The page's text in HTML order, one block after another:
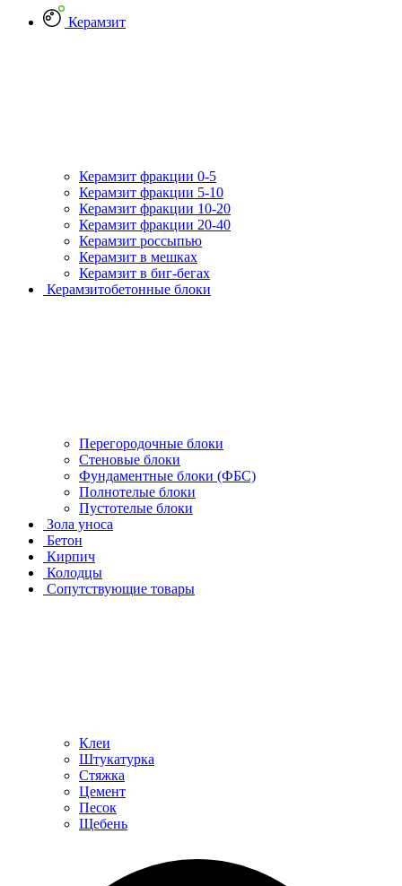
Керамзит
Керамзит фракции 0-5
Керамзит фракции 5-10
Керамзит фракции 10-20
Керамзит фракции 20-40
Керамзит россыпью
Керамзит в мешках
Керамзит в биг-бегах
Керамзитобетонные блоки
Перегородочные блоки
Стеновые блоки
Фундаментные блоки (ФБС)
Полнотелые блоки
Пустотелые блоки
Зола уноса
Бетон
Кирпич
Колодцы
Сопутствующие товары
Клеи
Штукатурка
Стяжка
Цемент
Песок
Щебень